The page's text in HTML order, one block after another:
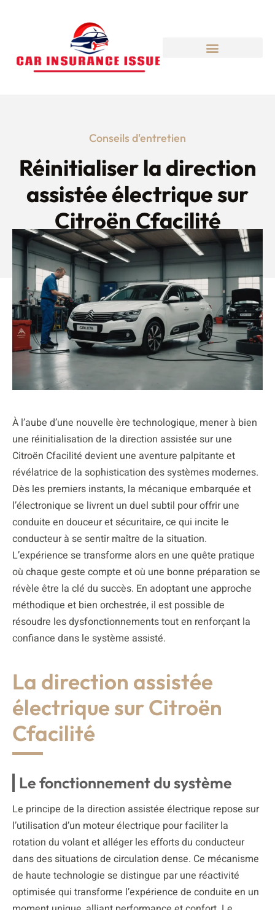
Conseils d'entretien
Réinitialiser la direction
assistée électrique sur
Citroën Cfacilité
À l’aube d’une nouvelle ère technologique, mener à bien
une réinitialisation de la direction assistée sur une
Citroën Cfacilité devient une aventure palpitante et
révélatrice de la sophistication des systèmes modernes.
Dès les premiers instants, la mécanique embarquée et
l’électronique se livrent un duel subtil pour offrir une
conduite en douceur et sécuritaire, ce qui incite le
conducteur à se sentir maître de la situation.
L’expérience se transforme alors en une quête pratique
où chaque geste compte et où une bonne préparation se
révèle être la clé du succès. En adoptant une approche
méthodique et bien orchestrée, il est possible de
résoudre les dysfonctionnements tout en renforçant la
confiance dans le système assisté.
La direction assistée
électrique sur Citroën
Cfacilité
Le fonctionnement du système
Le principe de la direction assistée électrique repose sur
l’utilisation d’un moteur électrique pour faciliter la
rotation du volant et alléger les efforts du conducteur
dans des situations de circulation dense. Ce mécanisme
de haute technologie se distingue par une réactivité
optimisée qui transforme l’expérience de conduite en un